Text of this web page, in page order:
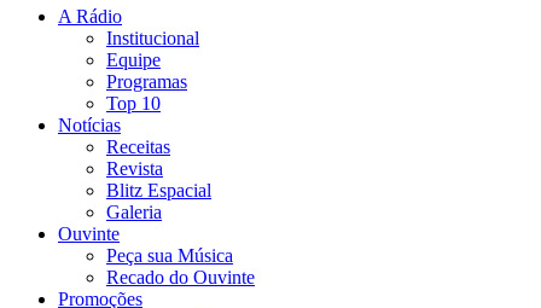
A Rádio
Institucional
Equipe
Programas
Top 10
Notícias
Receitas
Revista
Blitz Espacial
Galeria
Ouvinte
Peça sua Música
Recado do Ouvinte
Promoções